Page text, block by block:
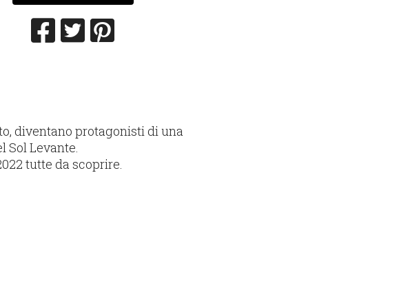
diventano protagonisti di una
Levante.
tutte da scoprire.